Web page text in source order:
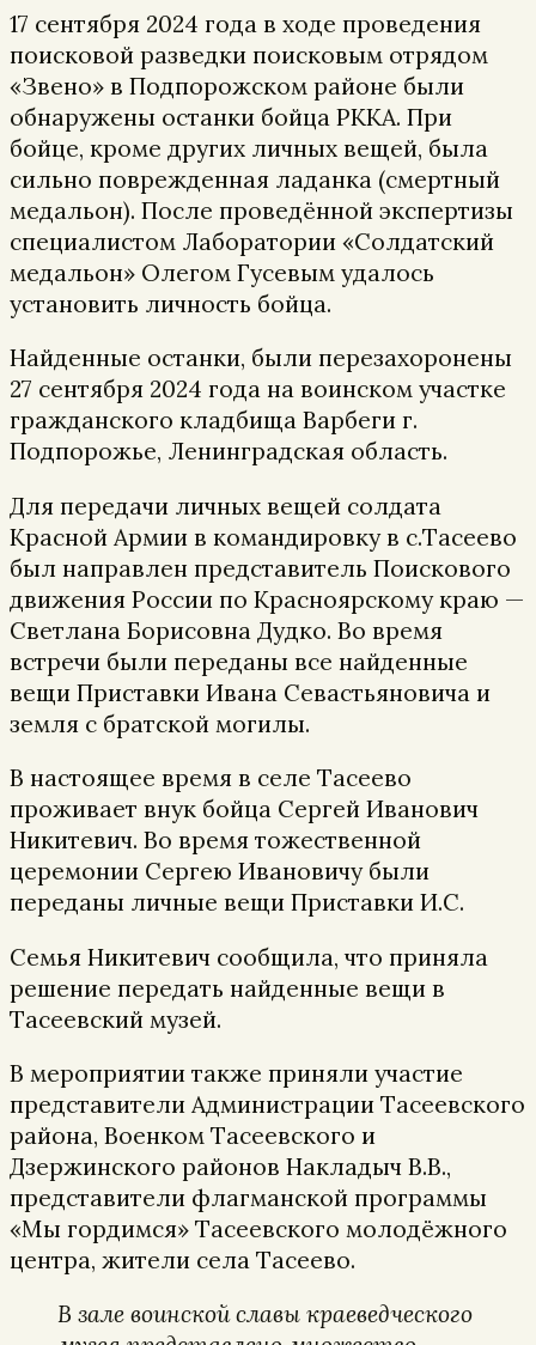
17 сентября 2024 года в ходе проведения
поисковой разведки поисковым отрядом
«Звено» в Подпорожском районе были
обнаружены останки бойца РККА. При
бойце, кроме других личных вещей, была
сильно поврежденная ладанка (смертный
медальон). После проведённой экспертизы
специалистом Лаборатории «Солдатский
медальон» Олегом Гусевым удалось
установить личность бойца.
Найденные останки, были перезахоронены
27 сентября 2024 года на воинском участке
гражданского кладбища Варбеги г.
Подпорожье, Ленинградская область.
Для передачи личных вещей солдата
Красной Армии в командировку в с.Тасеево
был направлен представитель Поискового
движения России по Красноярскому краю —
Светлана Борисовна Дудко. Во время
встречи были переданы все найденные
вещи Приставки Ивана Севастьяновича и
земля с братской могилы.
В настоящее время в селе Тасеево
проживает внук бойца Сергей Иванович
Никитевич. Во время тожественной
церемонии Сергею Ивановичу были
переданы личные вещи Приставки И.С.
Семья Никитевич сообщила, что приняла
решение передать найденные вещи в
Тасеевский музей.
В мероприятии также приняли участие
представители Администрации Тасеевского
района, Военком Тасеевского и
Дзержинского районов Накладыч В.В.,
представители флагманской программы
«Мы гордимся» Тасеевского молодёжного
центра, жители села Тасеево.
В зале воинской славы краеведческого